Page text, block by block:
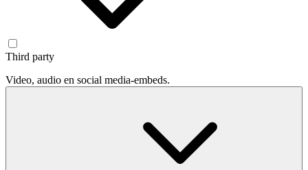
Third party
Video, audio en social media-embeds.